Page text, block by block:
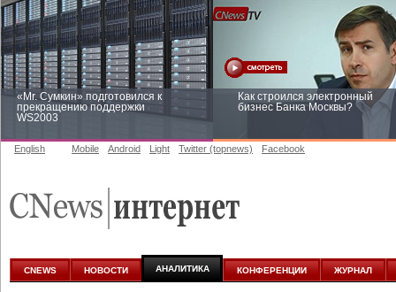
«Mr. Сумкин» подготовился к
прекращению поддержки
WS2003
Как строился электронный
бизнес Банка Москвы?
аналитике
English Mobile Android Light Twitter (topnews) Facebook
CNEWS НОВОСТИ АНАЛИТИКА КОНФЕРЕНЦИИ ЖУРНАЛ